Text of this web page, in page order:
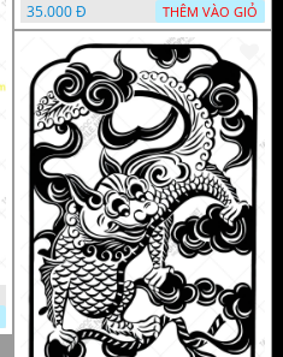
35.000 Đ
THÊM VÀO GIỎ